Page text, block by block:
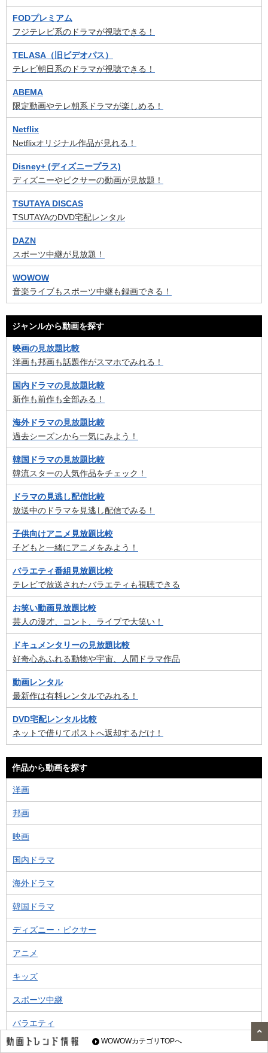
WOWOWカテゴリTOPへ
FODプレミアム
フジテレビ系のドラマが視聴できる！
TELASA（旧ビデオパス）
テレビ朝日系のドラマが視聴できる！
ABEMA
限定動画やテレ朝系ドラマが楽しめる！
Netflix
Netflixオリジナル作品が見れる！
Disney+ (ディズニープラス)
ディズニーやピクサーの動画が見放題！
TSUTAYA DISCAS
TSUTAYAのDVD宅配レンタル
DAZN
スポーツ中継が見放題！
WOWOW
音楽ライブもスポーツ中継も録画できる！
ジャンルから動画を探す
映画の見放題比較
洋画も邦画も話題作がスマホでみれる！
国内ドラマの見放題比較
新作も前作も全部みる！
海外ドラマの見放題比較
過去シーズンから一気にみよう！
韓国ドラマの見放題比較
韓流スターの人気作品をチェック！
ドラマの見逃し配信比較
放送中のドラマを見逃し配信でみる！
子供向けアニメ見放題比較
子どもと一緒にアニメをみよう！
バラエティ番組見放題比較
テレビで放送されたバラエティも視聴できる
お笑い動画見放題比較
芸人の漫才、コント、ライブで大笑い！
ドキュメンタリーの見放題比較
好奇心あふれる動物や宇宙、人間ドラマ作品
動画レンタル
最新作は有料レンタルでみれる！
DVD宅配レンタル比較
ネットで借りてポストへ返却するだけ！
作品から動画を探す
洋画
邦画
映画
国内ドラマ
海外ドラマ
韓国ドラマ
ディズニー・ピクサー
アニメ
キッズ
スポーツ中継
バラエティ
音楽